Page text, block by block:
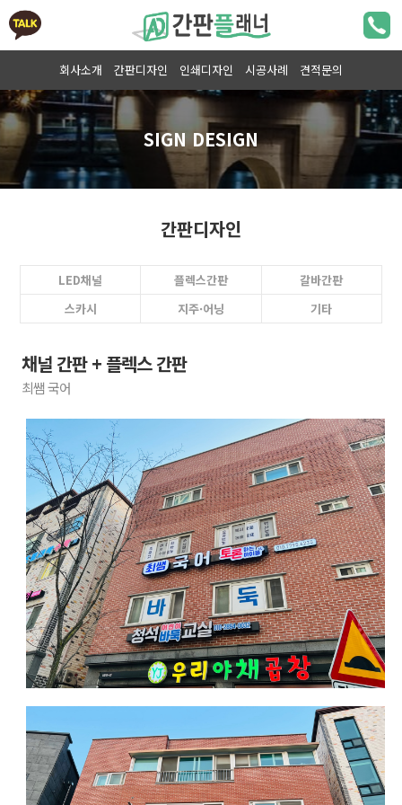
회사소개 간판디자인 인쇄디자인 시공사례 견적문의
간판디자인
LED채널 플렉스간판
갈바간판
스카시
지주·어닝 기타
채널 간판 + 플렉스 간판
최쌤 국어